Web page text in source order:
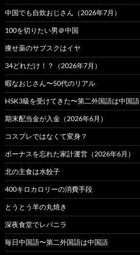
中国でも自炊おじさん（2026年7月）
100を切りたい男＠中国
痩せ薬のサブスクはイヤ
34どれだけ！？（2026年7月）
暇なおじさん〜50代のリアル
HSK3級を受けてきた〜第二外国語は中国語
期末配当金が入金（2026年6月）
コスプレではなくて変身？
ボーナスを忘れた家計運営（2026年6月）
北の主食は水餃子
400キロカロリーの消費手段
とうとう羊の丸焼き
深夜食堂でレバニラ
毎日中国語〜第二外国語は中国語